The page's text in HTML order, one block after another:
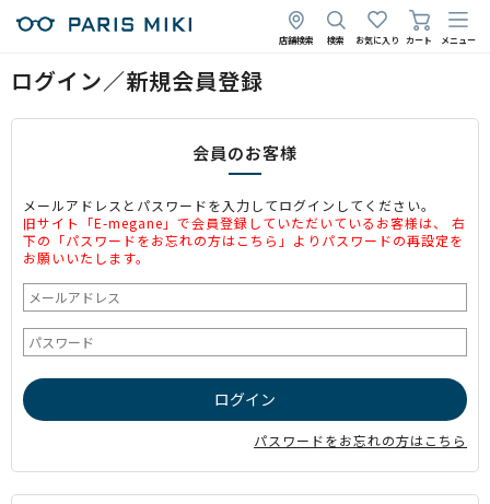
店舗検索 検索 お気に入り カート メニュー
ログイン／新規会員登録
会員のお客様
メールアドレスとパスワードを入力してログインしてください。
旧サイト「E-megane」で会員登録していただいているお客様は、 右
下の「パスワードをお忘れの方はこちら」よりパスワードの再設定を
お願いいたします。
パスワードをお忘れの方はこちら